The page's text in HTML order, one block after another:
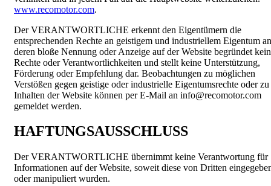
www.recomotor.com.
Der VERANTWORTLICHE erkennt den Eigentümern die
entsprechenden Rechte an geistigem und industriellem Eigentum
deren bloße Nennung oder Anzeige auf der Website begründet
Rechte oder Verantwortlichkeiten und stellt keine Unterstützung,
Förderung oder Empfehlung dar. Beobachtungen zu möglichen
Verstößen gegen geistige oder industrielle Eigentumsrechte oder zu
Inhalten der Website können per E-Mail an info@recomotor.com
gemeldet werden.
HAFTUNGSAUSSCHLUSS
Der VERANTWORTLICHE übernimmt keine Verantwortung für
Informationen auf der Website, soweit diese von Dritten
oder manipuliert wurden.